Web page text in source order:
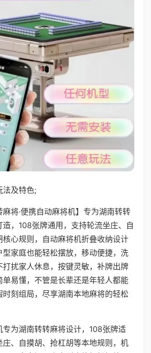
法及特色;
麻将·便携自动麻将机】专为湖南转转
造，108张牌通用，支持轮流坐庄、自
核心规则，自动麻将机折叠收纳设计
型家庭也能轻松摆放，移动便捷，洗
打扰家人休息，按键灵敏，补牌出牌
单易懂，不管是长辈还是年轻人都能
刻组局，尽享湖南本地麻将的轻松
专为湖南转转麻将设计，108张牌适
庄、自摸胡、抢杠胡等本地规则，机